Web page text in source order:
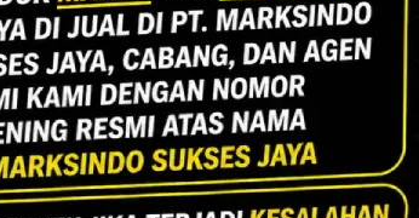
Indoor
Lihat Detail Proyek